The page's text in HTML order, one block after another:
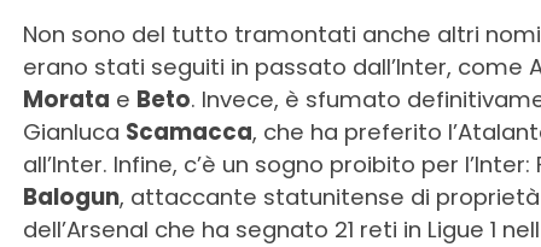
Non sono del tutto tramontati anche altri
erano stati seguiti in passato dall’Inter, come
Morata e Beto. Invece, è sfumato
Gianluca Scamacca, che ha preferito
all’Inter. Infine, c’è un sogno proibito per l’Inter:
Balogun, attaccante statunitense di proprietà
dell’Arsenal che ha segnato 21 reti in Ligue 1